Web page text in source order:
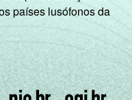
países lusófonos da